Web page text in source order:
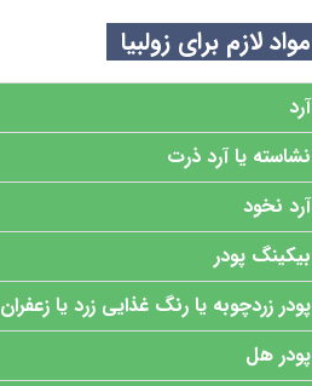
مواد لازم برای زولبیا
آرد
نشاسته یا آرد ذرت
آرد نخود
بیکینگ پودر
پودر زردچوبه یا رنگ غذایی زرد یا زعفران
پودر هل